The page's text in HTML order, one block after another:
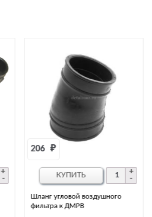
Шланг угловой к ДМРВ УАЗ
738 ₽
КУПИТЬ